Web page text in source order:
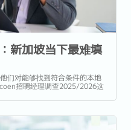
新加坡当下最难填
们对能够找到符合条件的本地
招聘经理调查2025/2026这